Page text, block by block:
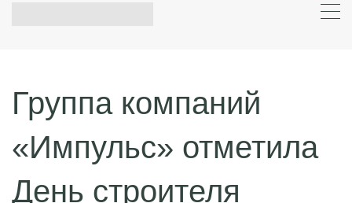
Группа компаний
«Импульс» отметила
День строителя